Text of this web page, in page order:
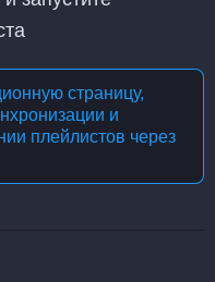
страницу,
и
плейлистов через